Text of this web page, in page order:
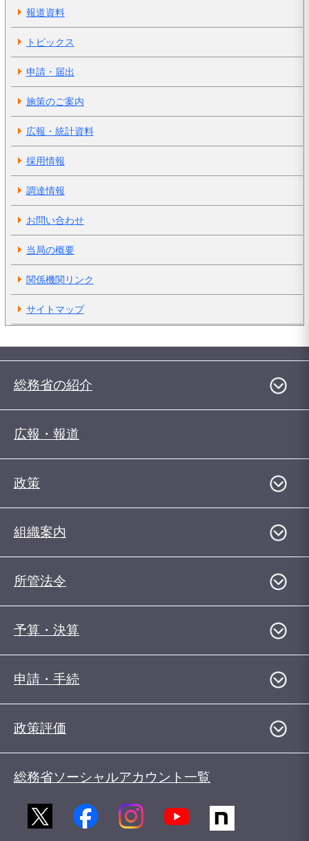
報道資料
トピックス
申請・届出
施策のご案内
広報・統計資料
採用情報
調達情報
お問い合わせ
当局の概要
関係機関リンク
サイトマップ
総務省の紹介
広報・報道
政策
組織案内
所管法令
予算・決算
申請・手続
政策評価
総務省ソーシャルアカウント一覧